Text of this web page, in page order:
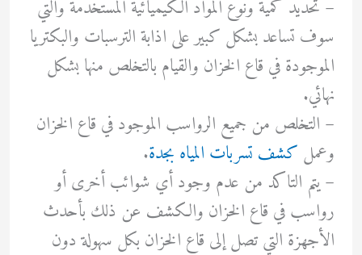
– تحديد كمية ونوع المواد الكيميائية المستخدمة والتي
سوف تساعد بشكل كبير على اذابة الترسبات والبكتريا
الموجودة في قاع الخزان والقيام بالتخلص منها بشكل
نهائي.
– ‏التخلص من جميع الرواسب الموجود في قاع الخزان
وعمل كشف تسربات المياه بجدة.
– ‏يتم التاكد من عدم وجود أي شوائب أخرى أو
رواسب في قاع الخزان والكشف عن ذلك بأحدث
الأجهزة التي تصل إلى قاع الخزان بكل سهولة دون